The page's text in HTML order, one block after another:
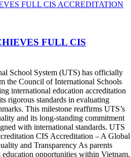
FULL CIS
School System (UTS) has officially
the Council of International Schools
international education accreditation
rigorous standards in evaluating
This milestone reaffirms UTS’s
and its long-standing commitment
with international standards. UTS
CIS Accreditation – A Global
and Transparency As parents
opportunities within Vietnam,